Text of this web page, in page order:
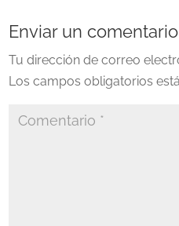
Enviar un comentario
Tu dirección de correo
Los campos obligatorios